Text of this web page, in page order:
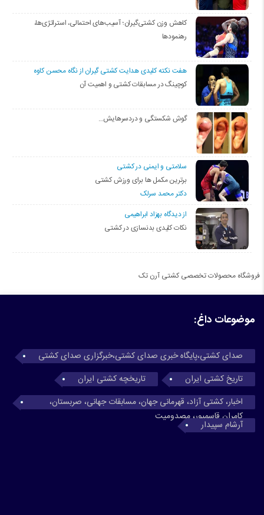
کاهش وزن کشتی‌گیران؛ آسیب‌های احتمالی، استراتژی‌ها،
رهنمودها
هفت نکته کلیدی هدایت کشتی گیران از نگاه محسن کاوه
کوچینگ در مسابقات کشتی و اهمیت آن
گوش شکستگی و دردسرهایش…
سلامتی و ایمنی در کشتی
برترین مکمل ها برای ورزش کشتی
دکتر محمد سرلک
از دیدگاه بهزاد ابراهیمی
نکات کلیدی بدنسازی در کشتی
فروشگاه محصولات تخصصی کشتی آرن تک
موضوعات داغ:
صدای کشتی،پایگاه خبری صدای کشتی،خبرگزاری صدای کشتی
تاریخ کشتی ایران
تاریخچه کشتی ایران
اخبار، کشتی آزاد، قهرمانی جهان، مسابقات جهانی، صربستان،
کامران قاسمپور، مصدومیت
آرشام سپیدار